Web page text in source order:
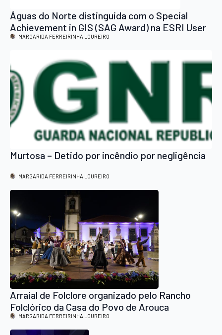
Águas do Norte distinguida com o Special
Achievement in GIS (SAG Award) na ESRI User
Conference 2026 na Califórnia
MARGARIDA FERREIRINHA LOUREIRO
Murtosa – Detido por incêndio por negligência
MARGARIDA FERREIRINHA LOUREIRO
Arraial de Folclore organizado pelo Rancho
Folclórico da Casa do Povo de Arouca
MARGARIDA FERREIRINHA LOUREIRO